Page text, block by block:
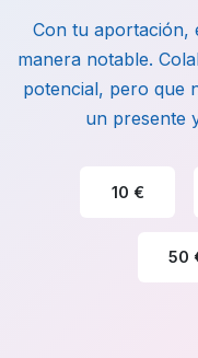
Con tu aportación,
manera notable.
potencial, pero que
un presente
10 €
50